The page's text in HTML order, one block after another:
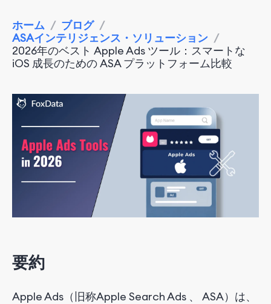
ホーム / ブログ /
ASAインテリジェンス・ソリューション /
2026年のベスト Apple Ads ツール：スマートな
iOS 成長のための ASA プラットフォーム比較
要約
AppleAds（ 旧称Apple Search Ads 、 ASA） は、